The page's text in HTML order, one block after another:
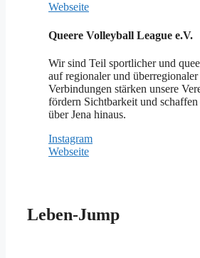
Webseite
Queere Volleyball League e.V.
Wir sind Teil sportlicher und
auf regionaler und
Verbindungen stärken unsere
fördern Sichtbarkeit und
über Jena hinaus.
Instagram
Webseite
Leben-Jump